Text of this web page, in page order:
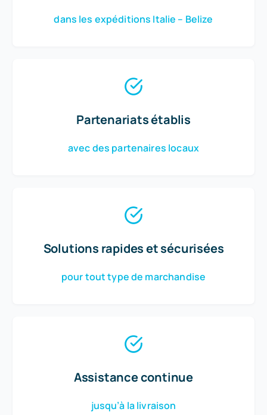
dans les expéditions Italie – Belize
Partenariats établis
avec des partenaires locaux
Solutions rapides et sécurisées
pour tout type de marchandise
Assistance continue
jusqu’à la livraison